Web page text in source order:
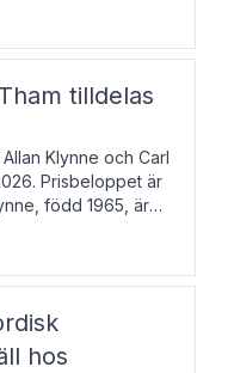
Ups
tilldelas
Klynne och Carl
Prisbeloppet är
född 1965, är
fil.dr i antikens
hos